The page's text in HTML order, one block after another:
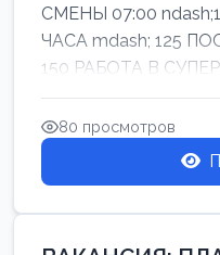
СМЕНЫ 07:00
ЧАСА mdash; 125
150 РАБОТА В
ТОВАРОВ НЕ ТЯЖ...
80 просмотров